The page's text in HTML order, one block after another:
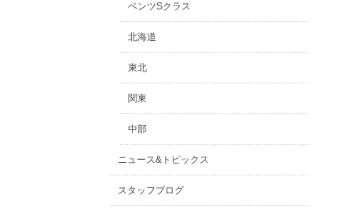
ベンツSクラス
北海道
東北
関東
中部
ニュース&トピックス
スタッフブログ